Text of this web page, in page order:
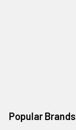
Popular Brands